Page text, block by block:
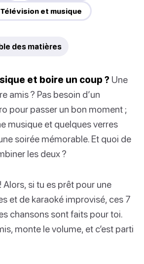
et musique
des matières
et boire un coup ? Une
amis ? Pas besoin d’un
pour passer un bon moment ;
musique et quelques verres
soirée mémorable. Et quoi de
les deux ?
Alors, si tu es prêt pour une
et de karaoké improvisé, ces 7
chansons sont faits pour toi.
monte le volume, et c’est parti